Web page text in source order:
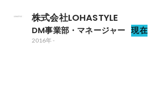
株式会社LOHASTYLE
DM事業部・マネージャー 現在
2016年-